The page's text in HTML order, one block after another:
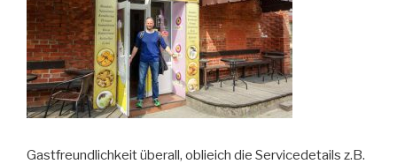
Gastfreundlichkeit überall, oblieich die Servicedetails z.B.